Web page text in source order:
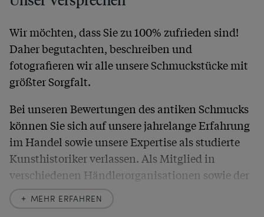
Wir möchten, dass Sie zu 100% zufrieden sind!
Daher begutachten, beschreiben und
fotografieren wir alle unsere Schmuckstücke mit
größter Sorgfalt.
Bei unseren Bewertungen des antiken Schmucks
können Sie sich auf unsere jahrelange Erfahrung
im Handel sowie unsere Expertise als studierte
Kunsthistoriker verlassen. Als Mitglied in
verschiedenen Händlerorganisationen sowie der
MEHR ERFAHREN